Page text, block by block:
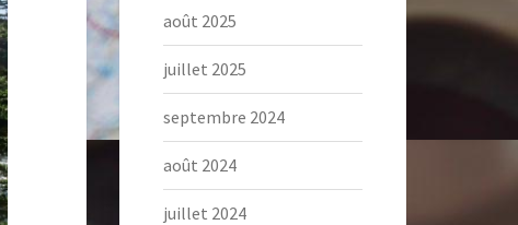
août 2025
juillet 2025
septembre 2024
août 2024
juillet 2024